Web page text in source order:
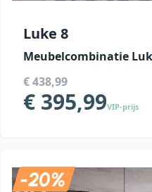
Luke 8
Meubelcombinatie
€ 438,99
€ 395,99VIP-prijs